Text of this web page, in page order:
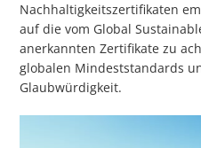
Nachhaltigkeitszertifikaten
auf die vom Global
anerkannten Zertifikate zu
globalen Mindeststandards
Glaubwürdigkeit.